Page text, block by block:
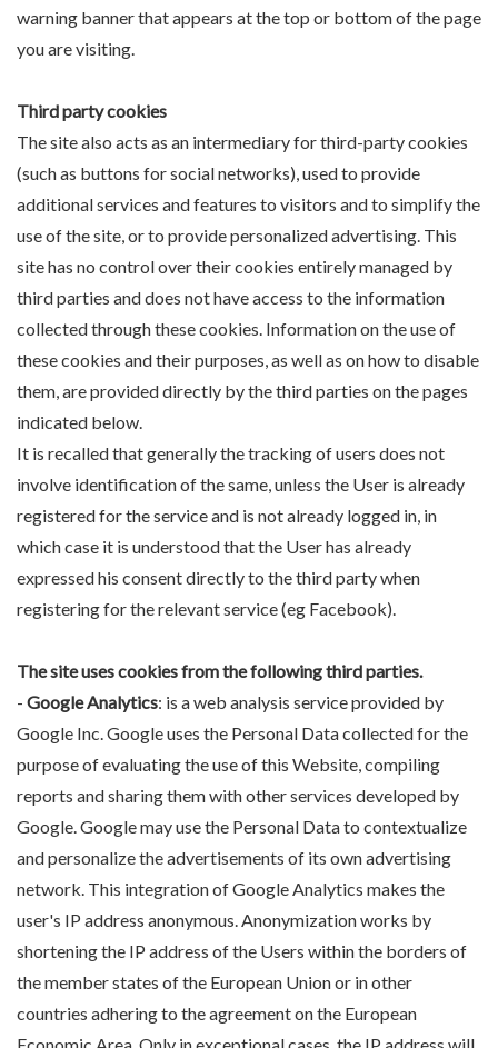
warning banner that appears at the top or bottom of the page
you are visiting.
Third party cookies
The site also acts as an intermediary for third-party cookies
(such as buttons for social networks), used to provide
additional services and features to visitors and to simplify the
use of the site, or to provide personalized advertising. This
site has no control over their cookies entirely managed by
third parties and does not have access to the information
collected through these cookies. Information on the use of
these cookies and their purposes, as well as on how to disable
them, are provided directly by the third parties on the pages
indicated below.
It is recalled that generally the tracking of users does not
involve identification of the same, unless the User is already
registered for the service and is not already logged in, in
which case it is understood that the User has already
expressed his consent directly to the third party when
registering for the relevant service (eg Facebook).
The site uses cookies from the following third parties.
- Google Analytics: is a web analysis service provided by
Google Inc. Google uses the Personal Data collected for the
purpose of evaluating the use of this Website, compiling
reports and sharing them with other services developed by
Google. Google may use the Personal Data to contextualize
and personalize the advertisements of its own advertising
network. This integration of Google Analytics makes the
user's IP address anonymous. Anonymization works by
shortening the IP address of the Users within the borders of
the member states of the European Union or in other
countries adhering to the agreement on the European